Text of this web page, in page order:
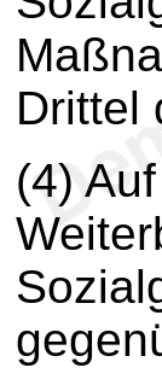
Drittel
(4)